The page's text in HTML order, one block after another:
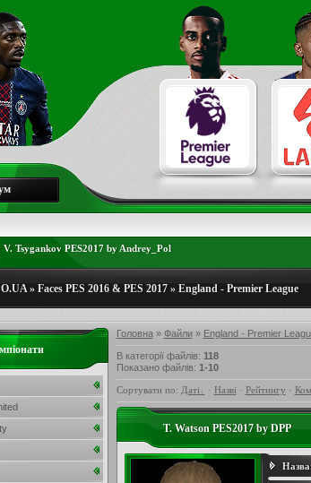
V. Tsygankov PES2017 by Andrey_Pol
» Faces PES 2016 & PES 2017» England - Premier League
Головна» Файли» England - Premier
В категорії файлів: 118
Показано файлів: 1-10
Сортувати по: Даті · Назві · Рейтингу ·
T. Watson PES2017 by DPP